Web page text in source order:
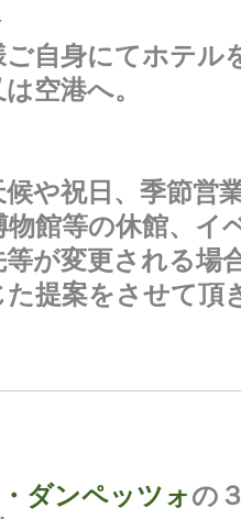
ご自身にてホテル
空港へ。
候や祝日、季節営
物館等の休館、イ
等が変更される場
提案をさせて頂
ダンペッツォの